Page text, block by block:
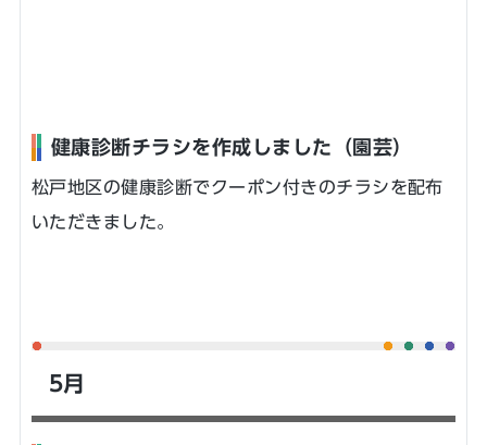
健康診断チラシを作成しました（園芸）
松戸地区の健康診断でクーポン付きのチラシを配布
いただきました。
5月